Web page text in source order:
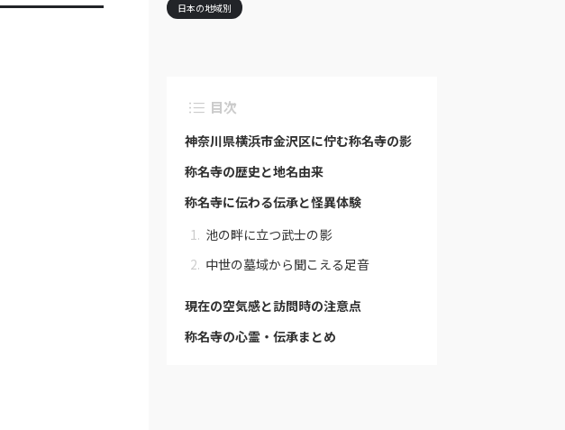
日本の地域別
目次
神奈川県横浜市金沢区に佇む称名寺の影
称名寺の歴史と地名由来
称名寺に伝わる伝承と怪異体験
池の畔に立つ武士の影
中世の墓域から聞こえる足音
現在の空気感と訪問時の注意点
称名寺の心霊・伝承まとめ